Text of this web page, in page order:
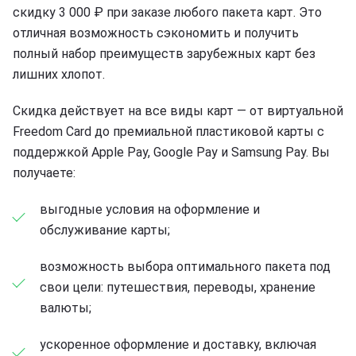
скидку 3 000 ₽ при заказе любого пакета карт. Это
отличная возможность сэкономить и получить
полный набор преимуществ зарубежных карт без
лишних хлопот.
Скидка действует на все виды карт — от виртуальной
Freedom Card до премиальной пластиковой карты с
поддержкой Apple Pay, Google Pay и Samsung Pay. Вы
получаете:
выгодные условия на оформление и
обслуживание карты;
возможность выбора оптимального пакета под
свои цели: путешествия, переводы, хранение
валюты;
ускоренное оформление и доставку, включая